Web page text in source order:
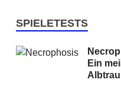
SPIELETESTS
Ein